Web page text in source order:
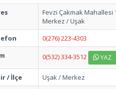
Fevzi Çakmak Mahallesi
Merkez / Uşak
0(276) 223-4303
0(532) 334-3512 YAZ
/ İlçe
Uşak / Merkez